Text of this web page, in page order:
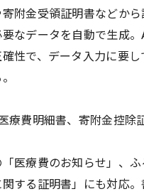
附⾦受領証明書などから
なデータを⾃動で⽣成。
性で、データ⼊⼒に要
療費明細書、寄附⾦控除
医療費のお知らせ」、
する証明書」にも対応